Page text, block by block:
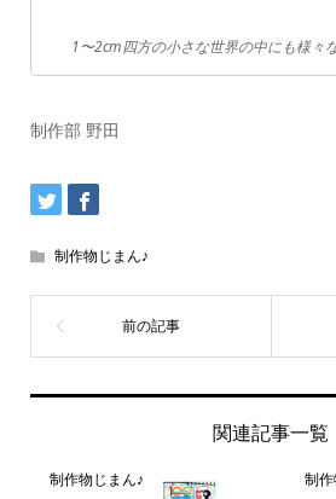
1〜2cm四方の小さな世界の中にも様々
制作部 野田
制作物じまん♪
関連記事一覧
制作物じまん♪ 制